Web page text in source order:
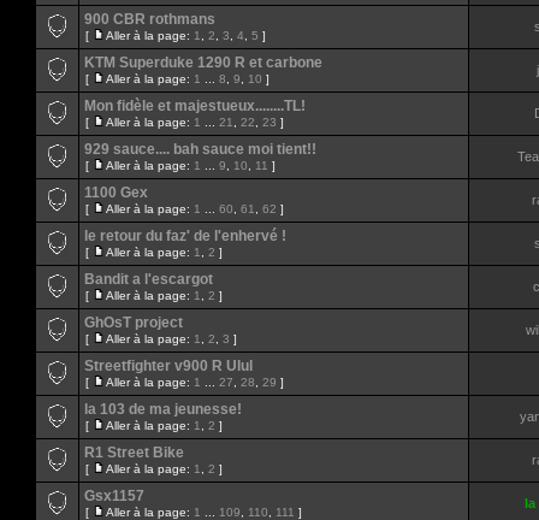
900 CBR rothmans
[ Aller à la page: 1 2 3 4 5 ]
KTM Superduke 1290 R et carbone
[ Aller à la page: 1 8 9 10 ]
Mon fidèle et majestueux........TL!
[ Aller à la page: 1 21 22 23 ]
929 sauce.... bah sauce moi tient!!
[ Aller à la page: 1 9 10 11 ]
1100 Gex
[ Aller à la page: 1 60 61 62 ]
le retour du faz' de l'enhervé !
[ Aller à la page: 1 2 ]
Bandit a l'escargot
[ Aller à la page: 1 2 ]
GhOsT project
[ Aller à la page: 1 2 3 ]
Streetfighter v900 R Ulul
[ Aller à la page: 1 27 28 29 ]
la 103 de ma jeunesse!
[ Aller à la page: 1 2 ]
R1 Street Bike
[ Aller à la page: 1 2 ]
Gsx1157
[ Aller à la page: 1 109 110 111 ]
la